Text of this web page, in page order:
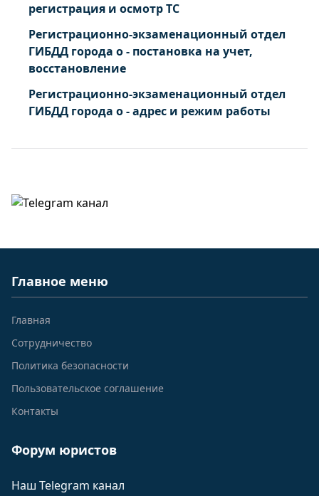
регистрация и осмотр ТС
Регистрационно-экзаменационный отдел
ГИБДД города о - постановка на учет,
восстановление
Регистрационно-экзаменационный отдел
ГИБДД города о - адрес и режим работы
Главное меню
Главная
Сотрудничество
Политика безопасности
Пользовательское соглашение
Контакты
Форум юристов
Наш Telegram канал